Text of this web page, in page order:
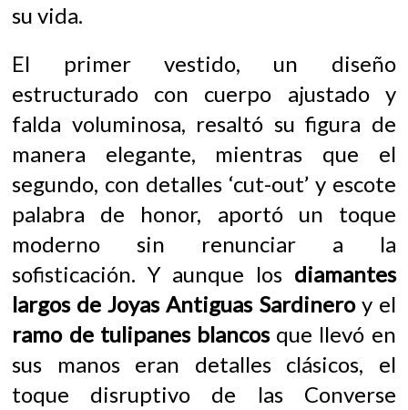
su vida.
El primer vestido, un diseño
estructurado con cuerpo ajustado y
falda voluminosa, resaltó su figura de
manera elegante, mientras que el
segundo, con detalles ‘cut-out’ y escote
palabra de honor, aportó un toque
moderno sin renunciar a la
sofisticación. Y aunque los diamantes
largos de Joyas Antiguas Sardineroy el
ramo de tulipanes blancosque llevó en
sus manos eran detalles clásicos, el
toque disruptivo de las Converse